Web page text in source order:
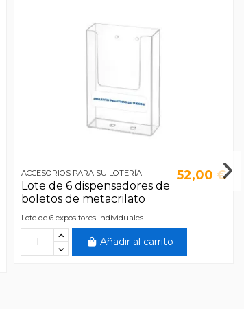
ACCESORIOS PARA SU LOTERÍA
Lote de 6 dispensadores de
boletos de metacrilato
52,00 €
Lote de 6 expositores individuales.
Añadir al carrito